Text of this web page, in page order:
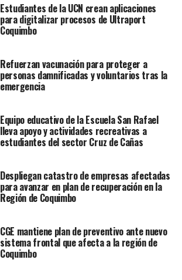
Estudiantes de la UCN crean aplicaciones
para digitalizar procesos de Ultraport
Coquimbo
Refuerzan vacunación para proteger a
personas damnificadas y voluntarios tras la
emergencia
Equipo educativo de la Escuela San Rafael
lleva apoyo y actividades recreativas a
estudiantes del sector Cruz de Cañas
Despliegan catastro de empresas afectadas
para avanzar en plan de recuperación en la
Región de Coquimbo
CGE mantiene plan de preventivo ante nuevo
sistema frontal que afecta a la región de
Coquimbo